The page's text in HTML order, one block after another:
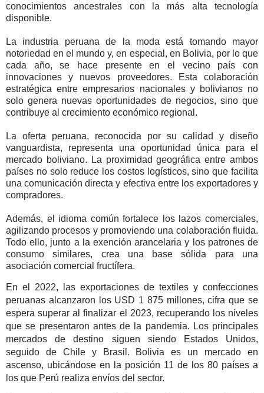
conocimientos ancestrales con la más alta tecnología
disponible.
La industria peruana de la moda está tomando mayor
notoriedad en el mundo y, en especial, en Bolivia, por lo que
cada año, se hace presente en el vecino país con
innovaciones y nuevos proveedores. Esta colaboración
estratégica entre empresarios nacionales y bolivianos no
solo genera nuevas oportunidades de negocios, sino que
contribuye al crecimiento económico regional.
La oferta peruana, reconocida por su calidad y diseño
vanguardista, representa una oportunidad única para el
mercado boliviano. La proximidad geográfica entre ambos
países no solo reduce los costos logísticos, sino que facilita
una comunicación directa y efectiva entre los exportadores y
compradores.
Además, el idioma común fortalece los lazos comerciales,
agilizando procesos y promoviendo una colaboración fluida.
Todo ello, junto a la exención arancelaria y los patrones de
consumo similares, crea una base sólida para una
asociación comercial fructífera.
En el 2022, las exportaciones de textiles y confecciones
peruanas alcanzaron los USD 1 875 millones, cifra que se
espera superar al finalizar el 2023, recuperando los niveles
que se presentaron antes de la pandemia. Los principales
mercados de destino siguen siendo Estados Unidos,
seguido de Chile y Brasil. Bolivia es un mercado en
ascenso, ubicándose en la posición 11 de los 80 países a
los que Perú realiza envíos del sector.